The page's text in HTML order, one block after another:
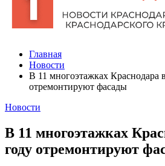
Главная
Новости
В 11 многоэтажках Краснодара
отремонтируют фасады
Новости
В 11 многоэтажках
году отремонтируют